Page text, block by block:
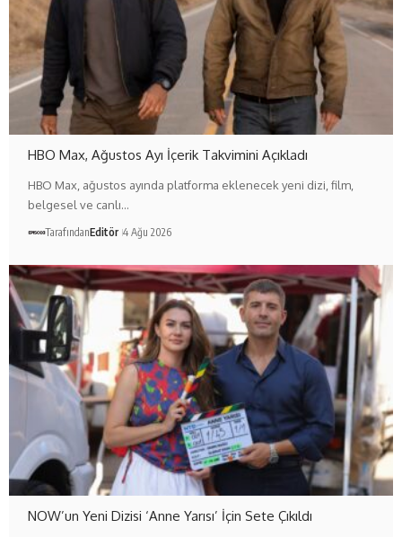
HBO Max, Ağustos Ayı İçerik Takvimini Açıkladı
HBO Max, ağustos ayında platforma eklenecek yeni dizi, film,
belgesel ve canlı…
TarafındanEditör 4 Ağu 2026
NOW’un Yeni Dizisi ‘Anne Yarısı’ İçin Sete Çıkıldı